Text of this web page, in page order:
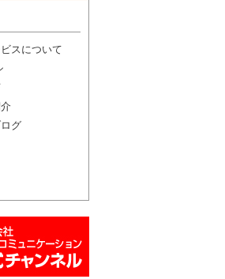
スについて
グ